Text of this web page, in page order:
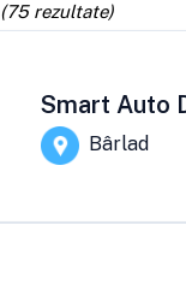
(75rezultate)
Smart Auto
Bârlad